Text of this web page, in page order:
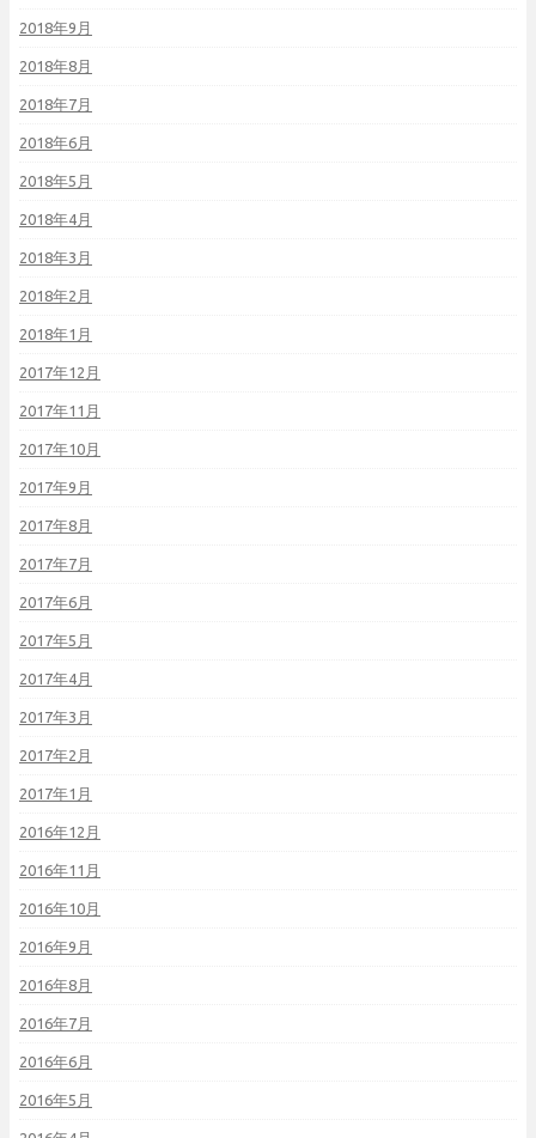
2018年9月
2018年8月
2018年7月
2018年6月
2018年5月
2018年4月
2018年3月
2018年2月
2018年1月
2017年12月
2017年11月
2017年10月
2017年9月
2017年8月
2017年7月
2017年6月
2017年5月
2017年4月
2017年3月
2017年2月
2017年1月
2016年12月
2016年11月
2016年10月
2016年9月
2016年8月
2016年7月
2016年6月
2016年5月